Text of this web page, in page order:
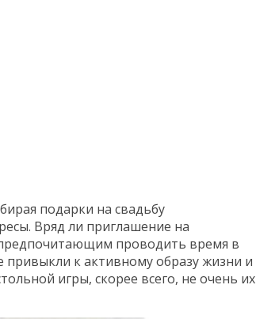
подарки на свадьбу
Вряд ли приглашение на
проводить время в
привыкли к активному образу жизни и
игры, скорее всего, не очень их